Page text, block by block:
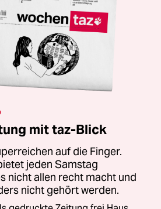
mit taz-Blick
auf die Finger.
jeden Samstag
nicht allen recht macht und
nicht gehört werden.